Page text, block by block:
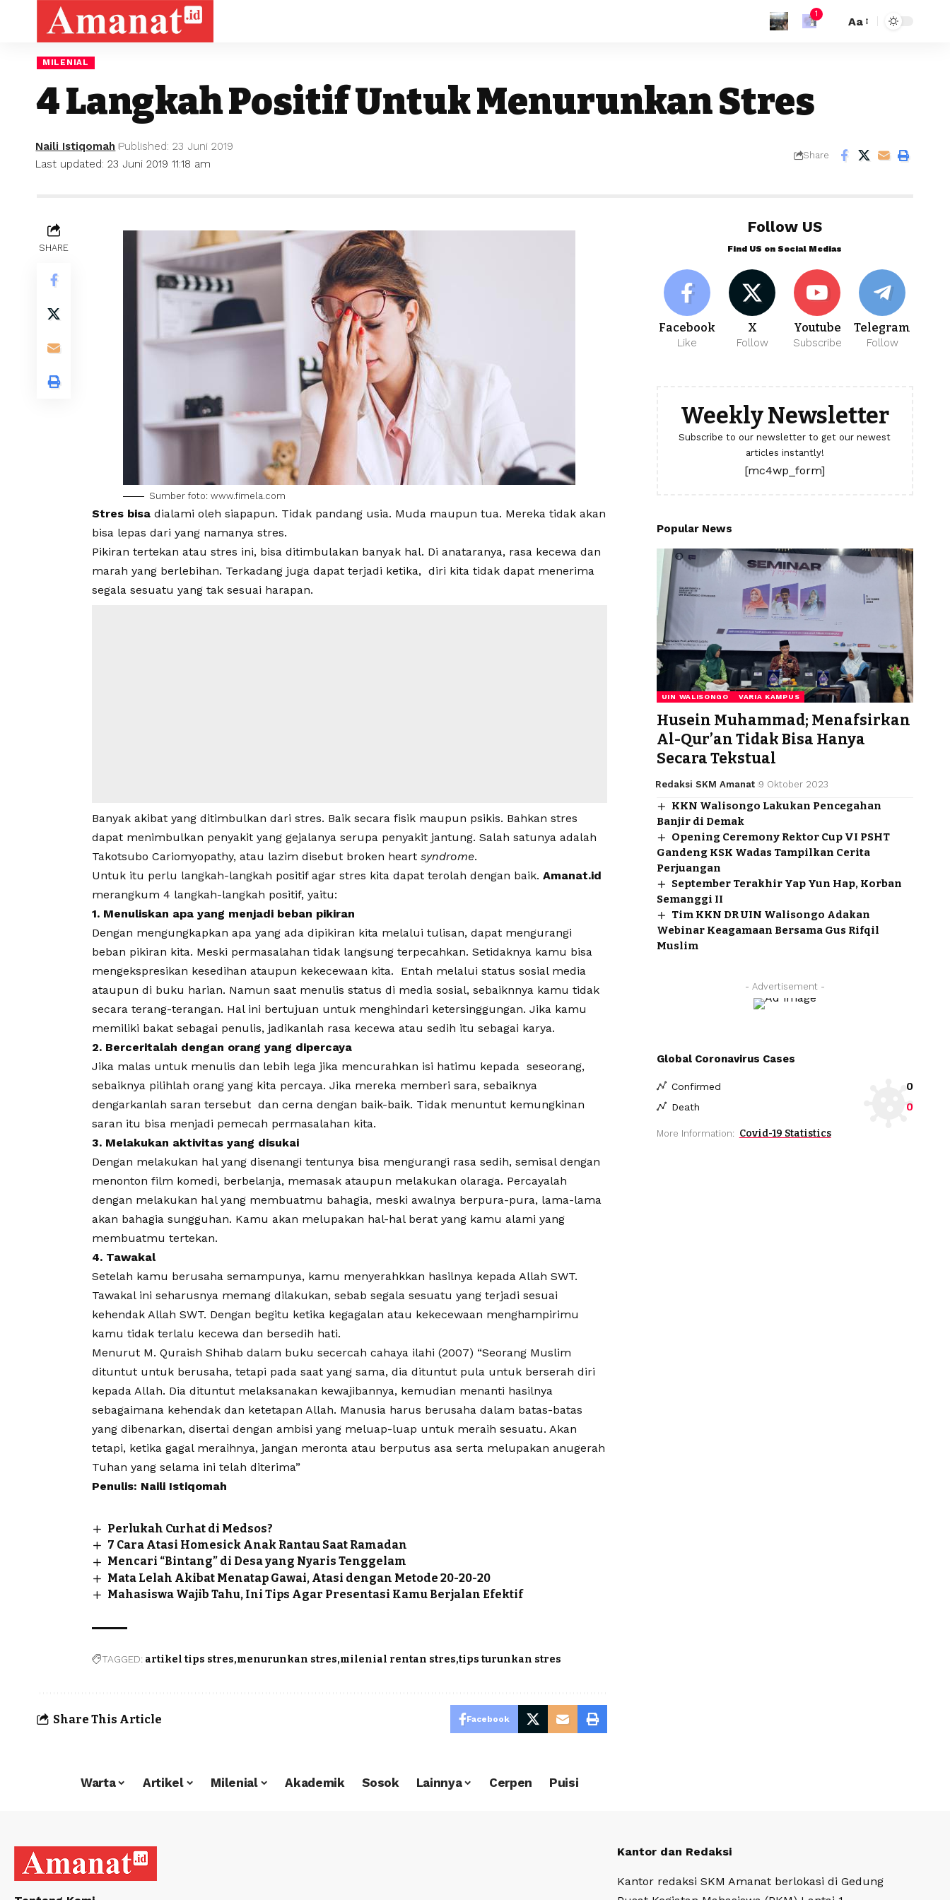
1
Aa
MILENIAL
4 Langkah Positif Untuk Menurunkan Stres
Last updated: 23 Juni 2019 11:18 am
Naili Istiqomah Published: 23 Juni 2019
Share
SHARE
Sumber foto: www.fimela.com
Stres bisa dialami oleh siapapun. Tidak pandang usia. Muda maupun tua. Mereka tidak akan
bisa lepas dari yang namanya stres.
Pikiran tertekan atau stres ini, bisa ditimbulakan banyak hal. Di anataranya, rasa kecewa dan
marah yang berlebihan. Terkadang juga dapat terjadi ketika, diri kita tidak dapat menerima
segala sesuatu yang tak sesuai harapan.
Banyak akibat yang ditimbulkan dari stres. Baik secara fisik maupun psikis. Bahkan stres
dapat menimbulkan penyakit yang gejalanya serupa penyakit jantung. Salah satunya adalah
Takotsubo Cariomyopathy, atau lazim disebut broken heart syndrome.
Untuk itu perlu langkah-langkah positif agar stres kita dapat terolah dengan baik. Amanat.id
merangkum 4 langkah-langkah positif, yaitu:
1. Menuliskan apa yang menjadi beban pikiran
Dengan mengungkapkan apa yang ada dipikiran kita melalui tulisan, dapat mengurangi
beban pikiran kita. Meski permasalahan tidak langsung terpecahkan. Setidaknya kamu bisa
mengekspresikan kesedihan ataupun kekecewaan kita. Entah melalui status sosial media
ataupun di buku harian. Namun saat menulis status di media sosial, sebaiknnya kamu tidak
secara terang-terangan. Hal ini bertujuan untuk menghindari ketersinggungan. Jika kamu
memiliki bakat sebagai penulis, jadikanlah rasa kecewa atau sedih itu sebagai karya.
2. Berceritalah dengan orang yang dipercaya
Jika malas untuk menulis dan lebih lega jika mencurahkan isi hatimu kepada seseorang,
sebaiknya pilihlah orang yang kita percaya. Jika mereka memberi sara, sebaiknya
dengarkanlah saran tersebut dan cerna dengan baik-baik. Tidak menuntut kemungkinan
saran itu bisa menjadi pemecah permasalahan kita.
3. Melakukan aktivitas yang disukai
Dengan melakukan hal yang disenangi tentunya bisa mengurangi rasa sedih, semisal dengan
menonton film komedi, berbelanja, memasak ataupun melakukan olaraga. Percayalah
dengan melakukan hal yang membuatmu bahagia, meski awalnya berpura-pura, lama-lama
akan bahagia sungguhan. Kamu akan melupakan hal-hal berat yang kamu alami yang
membuatmu tertekan.
4. Tawakal
Setelah kamu berusaha semampunya, kamu menyerahkkan hasilnya kepada Allah SWT.
Tawakal ini seharusnya memang dilakukan, sebab segala sesuatu yang terjadi sesuai
kehendak Allah SWT. Dengan begitu ketika kegagalan atau kekecewaan menghampirimu
kamu tidak terlalu kecewa dan bersedih hati.
Menurut M. Quraish Shihab dalam buku secercah cahaya ilahi (2007) “Seorang Muslim
dituntut untuk berusaha, tetapi pada saat yang sama, dia dituntut pula untuk berserah diri
kepada Allah. Dia dituntut melaksanakan kewajibannya, kemudian menanti hasilnya
sebagaimana kehendak dan ketetapan Allah. Manusia harus berusaha dalam batas-batas
yang dibenarkan, disertai dengan ambisi yang meluap-luap untuk meraih sesuatu. Akan
tetapi, ketika gagal meraihnya, jangan meronta atau berputus asa serta melupakan anugerah
Tuhan yang selama ini telah diterima”
Penulis: Naili Istiqomah
Perlukah Curhat di Medsos?
7 Cara Atasi Homesick Anak Rantau Saat Ramadan
Mencari “Bintang” di Desa yang Nyaris Tenggelam
Mata Lelah Akibat Menatap Gawai, Atasi dengan Metode 20-20-20
Mahasiswa Wajib Tahu, Ini Tips Agar Presentasi Kamu Berjalan Efektif
TAGGED: artikel tips stres menurunkan stres milenial rentan stres tips turunkan stres
Share This Article Facebook
Follow US
Find US on Social Medias
Facebook
Like
X
Follow
Youtube
Subscribe
Telegram
Follow
Weekly Newsletter
Subscribe to our newsletter to get our newest
articles instantly!
[mc4wp_form]
Popular News
UIN WALISONGO VARIA KAMPUS
Husein Muhammad; Menafsirkan
Al-Qur’an Tidak Bisa Hanya
Secara Tekstual
Redaksi SKM Amanat 9 Oktober 2023
KKN Walisongo Lakukan Pencegahan
Banjir di Demak
Opening Ceremony Rektor Cup VI PSHT
Gandeng KSK Wadas Tampilkan Cerita
Perjuangan
September Terakhir Yap Yun Hap, Korban
Semanggi II
Tim KKN DR UIN Walisongo Adakan
Webinar Keagamaan Bersama Gus Rifqil
Muslim
- Advertisement -
Global Coronavirus Cases
Confirmed 0
Death 0
More Information: Covid-19 Statistics
Warta Artikel Milenial Akademik Sosok Lainnya Cerpen Puisi
Kantor dan Redaksi
Kantor redaksi SKM Amanat berlokasi di Gedung